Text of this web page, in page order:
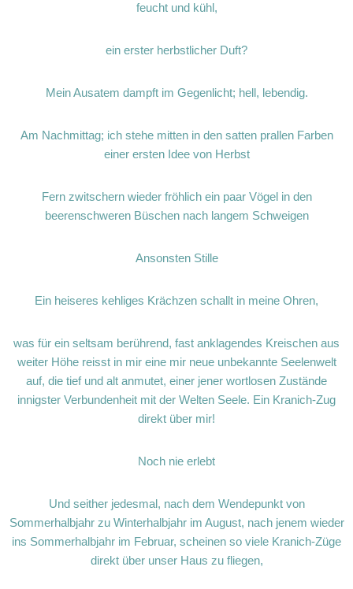
feucht und kühl,
ein erster herbstlicher Duft?
Mein Ausatem dampft im Gegenlicht; hell, lebendig.
Am Nachmittag; ich stehe mitten in den satten prallen Farben
einer ersten Idee von Herbst
Fern zwitschern wieder fröhlich ein paar Vögel in den
beerenschweren Büschen nach langem Schweigen
Ansonsten Stille
Ein heiseres kehliges Krächzen schallt in meine Ohren,
was für ein seltsam berührend, fast anklagendes Kreischen aus
weiter Höhe reisst in mir eine mir neue unbekannte Seelenwelt
auf, die tief und alt anmutet, einer jener wortlosen Zustände
innigster Verbundenheit mit der Welten Seele. Ein Kranich-Zug
direkt über mir!
Noch nie erlebt
Und seither jedesmal, nach dem Wendepunkt von
Sommerhalbjahr zu Winterhalbjahr im August, nach jenem wieder
ins Sommerhalbjahr im Februar, scheinen so viele Kranich-Züge
direkt über unser Haus zu fliegen,